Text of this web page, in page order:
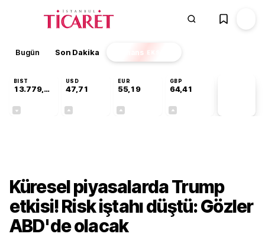
Bugün Son Dakika Finans EKSTRA
BIST
13.779,39
USD
47,71
EUR
55,19
GBP
64,41
Küresel piyasalarda Trump
etkisi! Risk iştahı düştü: Gözler
ABD'de olacak